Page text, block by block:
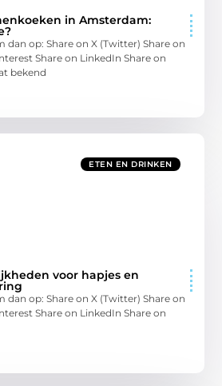
in Amsterdam:
dan op: Share on X (Twitter) Share on
Share on LinkedIn Share on
bekend
ETEN EN DRINKEN
voor hapjes en
dan op: Share on X (Twitter) Share on
Share on LinkedIn Share on